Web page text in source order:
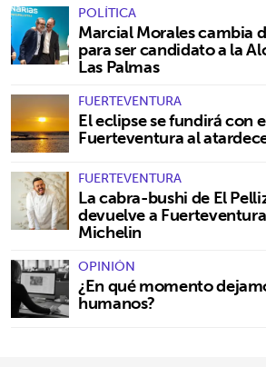
POLÍTICA
Marcial Morales cambia
para ser candidato a la
Las Palmas
FUERTEVENTURA
El eclipse se fundirá con
Fuerteventura al
FUERTEVENTURA
La cabra-bushi de El
devuelve a
Michelin
OPINIÓN
¿En qué momento
humanos?